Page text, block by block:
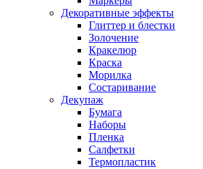
Декоративные эффекты
Глиттер и блестки
Золочение
Кракелюр
Краска
Морилка
Состаривание
Декупаж
Бумага
Наборы
Пленка
Салфетки
Термопластик